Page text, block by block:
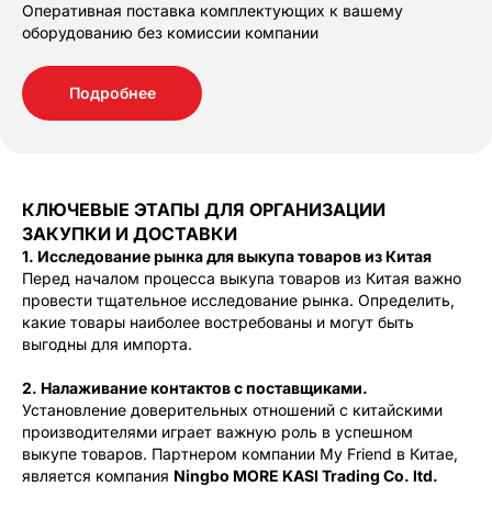
Оперативная поставка комплектующих к вашему
оборудованию без комиссии компании
Подробнее
КЛЮЧЕВЫЕ ЭТАПЫ ДЛЯ ОРГАНИЗАЦИИ
ЗАКУПКИ И ДОСТАВКИ
1. Исследование рынка для выкупа товаров из Китая
Перед началом процесса выкупа товаров из Китая важно
провести тщательное исследование рынка. Определить,
какие товары наиболее востребованы и могут быть
выгодны для импорта.
2. Налаживание контактов с поставщиками.
Установление доверительных отношений с китайскими
производителями играет важную роль в успешном
выкупе товаров. Партнером компании My Friend в Китае,
является компания Ningbo MORE KASI Trading Co. ltd.